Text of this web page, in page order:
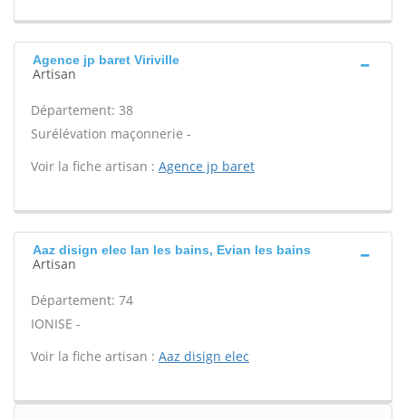
Agence jp baret Viriville
Artisan
Département: 38
Surélévation maçonnerie -
Voir la fiche artisan : Agence jp baret
Aaz disign elec Ian les bains, Evian les bains
Artisan
Département: 74
IONISE -
Voir la fiche artisan : Aaz disign elec